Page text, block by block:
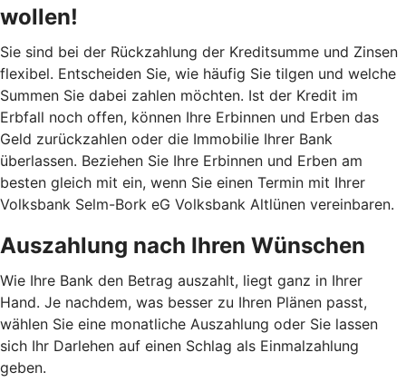
wollen!
Sie sind bei der Rückzahlung der Kreditsumme und Zinsen
flexibel. Entscheiden Sie, wie häufig Sie tilgen und welche
Summen Sie dabei zahlen möchten. Ist der Kredit im
Erbfall noch offen, können Ihre Erbinnen und Erben das
Geld zurückzahlen oder die Immobilie Ihrer Bank
überlassen. Beziehen Sie Ihre Erbinnen und Erben am
besten gleich mit ein, wenn Sie einen Termin mit Ihrer
Volksbank Selm-Bork eG Volksbank Altlünen vereinbaren.
Auszahlung nach Ihren Wünschen
Wie Ihre Bank den Betrag auszahlt, liegt ganz in Ihrer
Hand. Je nachdem, was besser zu Ihren Plänen passt,
wählen Sie eine monatliche Auszahlung oder Sie lassen
sich Ihr Darlehen auf einen Schlag als Einmalzahlung
geben.